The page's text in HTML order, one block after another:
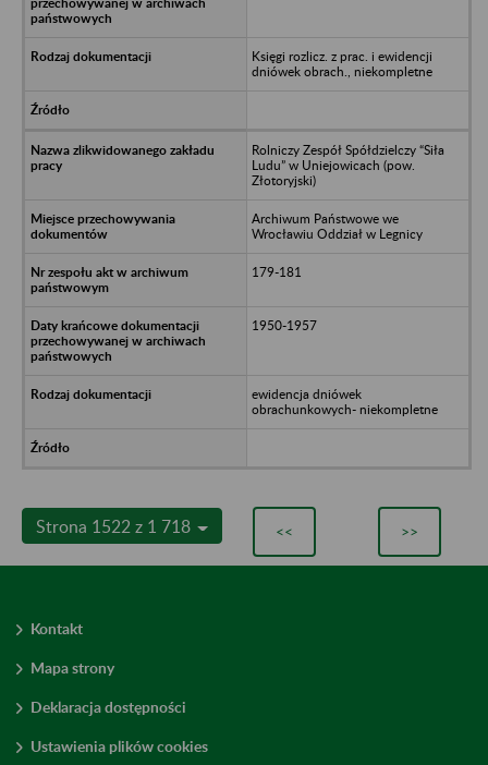
Księgi rozlicz. z prac. i ewidencji
dniówek obrach., niekompletne
Rolniczy Zespół Spółdzielczy “Siła
Ludu” w Uniejowicach (pow.
Złotoryjski)
Archiwum Państwowe we
Wrocławiu Oddział w Legnicy
179-181
1950-1957
ewidencja dniówek
obrachunkowych- niekompletne
Strona 1522 z 1 718 << >>
Kontakt
Mapa strony
Deklaracja dostępności
Ustawienia plików cookies